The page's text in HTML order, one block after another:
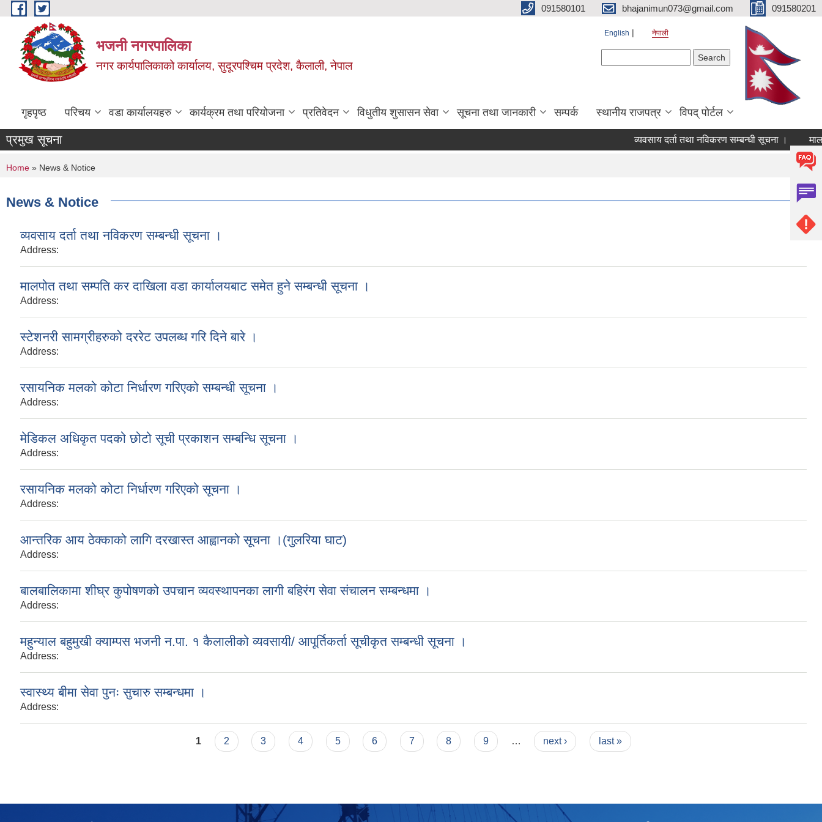
Skip to main content 091580101 bhajanimun073@gmail.com 091580201
भजनी नगरपालिका
नगर कार्यपालिकाको कार्यालय, सुदूरपश्चिम प्रदेश, कैलाली, नेपाल
English नेपाली
गृहपृष्ठ परिचय वडा कार्यालयहरु कार्यक्रम तथा परियोजना प्रतिवेदन विधुतीय शुसासन सेवा सूचना तथा जानकारी सम्पर्क स्थानीय राजपत्र विपद् पोर्टल
प्रमुख सूचना व्यवसाय दर्ता तथा नविकरण सम्बन्धी सूचना ।
You are here
Home » News & Notice
News & Notice
व्यवसाय दर्ता तथा नविकरण सम्बन्धी सूचना ।
Address:
मालपोत तथा सम्पति कर दाखिला वडा कार्यालयबाट समेत हुने सम्बन्धी सूचना ।
Address:
स्टेशनरी सामग्रीहरुको दररेट उपलब्ध गरि दिने बारे ।
Address:
रसायनिक मलको कोटा निर्धारण गरिएको सम्बन्धी सूचना ।
Address:
मेडिकल अधिकृत पदको छोटो सूची प्रकाशन सम्बन्धि सूचना ।
Address:
रसायनिक मलको कोटा निर्धारण गरिएको सूचना ।
Address:
आन्तरिक आय ठेक्काको लागि दरखास्त आह्वानको सूचना ।(गुलरिया घाट)
Address:
बालबालिकामा शीघ्र कुपोषणको उपचान व्यवस्थापनका लागी बहिरंग सेवा संचालन सम्बन्धमा ।
Address:
महुन्याल बहुमुखी क्याम्पस भजनी न.पा. १ कैलालीको व्यवसायी/ आपूर्तिकर्ता सूचीकृत सम्बन्धी सूचना ।
Address:
स्वास्थ्य बीमा सेवा पुनः सुचारु सम्बन्धमा ।
Address:
1 2 3 4 5 6 7 8 9 … next › last »